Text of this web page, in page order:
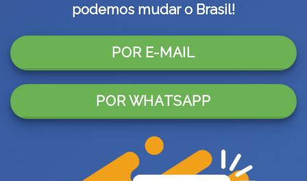
podemos mudar o Brasil!
POR E-MAIL
POR WHATSAPP